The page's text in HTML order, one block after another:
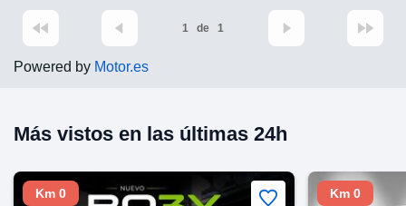
contenido,
público a
objetivo
1 de 1
Powered by Motor.es
Más vistos en las últimas 24h
Km 0 Km 0